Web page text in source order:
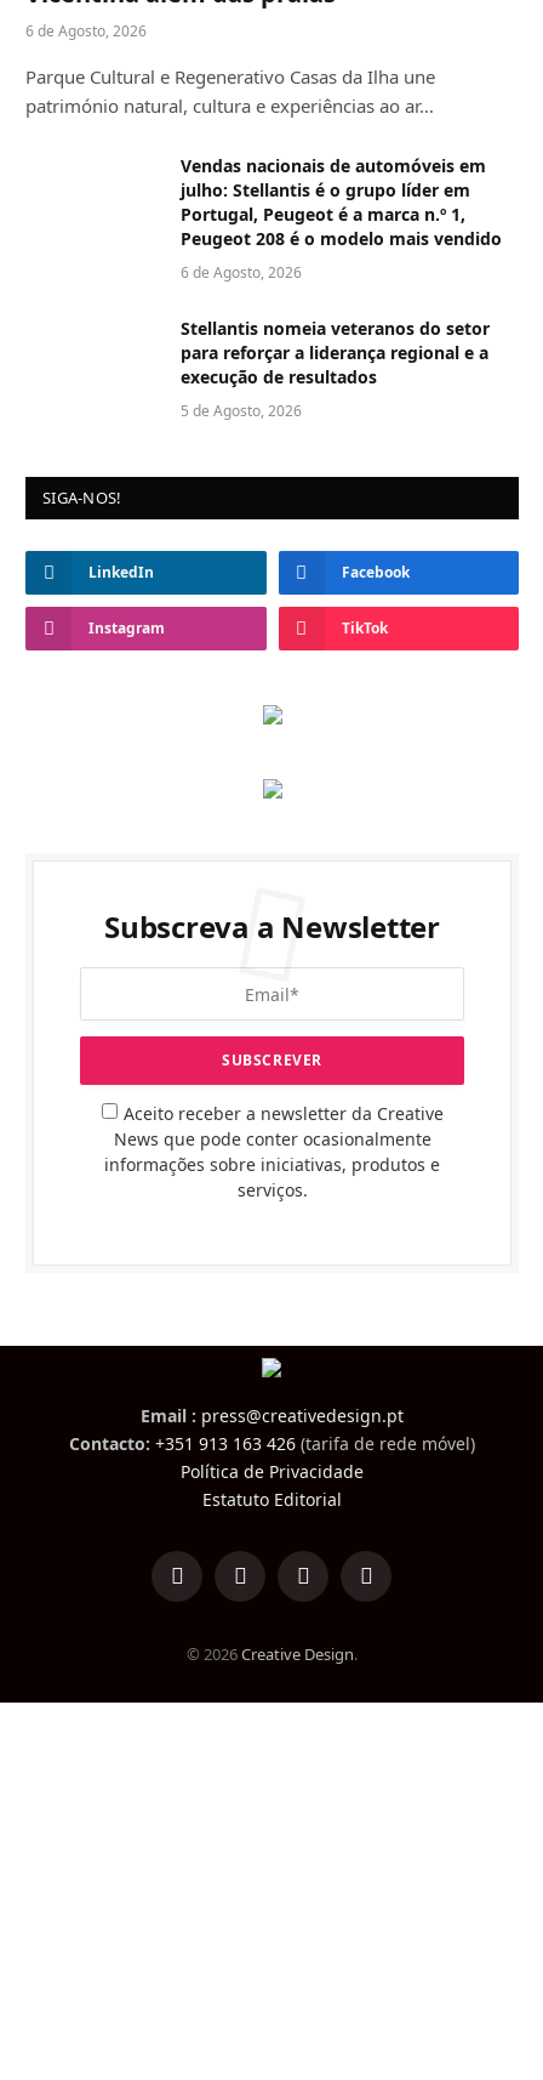
6 de Agosto, 2026
Parque Cultural e Regenerativo Casas da Ilha une
património natural, cultura e experiências ao ar…
Vendas nacionais de automóveis em
julho: Stellantis é o grupo líder em
Portugal, Peugeot é a marca n.º 1,
Peugeot 208 é o modelo mais vendido
6 de Agosto, 2026
Stellantis nomeia veteranos do setor
para reforçar a liderança regional e a
execução de resultados
5 de Agosto, 2026
SIGA-NOS!
LinkedIn Facebook
Instagram TikTok
Subscreva a Newsletter
Aceito receber a newsletter da Creative
News que pode conter ocasionalmente
informações sobre iniciativas, produtos e
serviços.
Email : press@creativedesign.pt
Contacto: +351 913 163 426(tarifa de rede móvel)
Política de Privacidade
Estatuto Editorial
LinkedInFacebookInstagramTikTok
© 2026Creative Design.